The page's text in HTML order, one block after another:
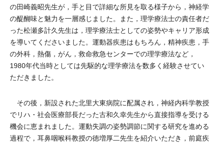
の田崎義昭先生が，手と目で詳細な所見を取る様子から，神経学
の醍醐味と魅力を一層感じました。また，理学療法士の責任者だ
った松瀬多計久先生は，理学療法士としての姿勢やキャリア形成
を導いてくださいました。運動器疾患はもちろん，精神疾患，手
の外科，熱傷，がん，救命救急センターでの理学療法など，
1980年代当時としては先駆的な理学療法を数多く経験させてい
ただきました。
その後，新設された北里大東病院に配属され，神経内科学教授
でリハ・社会医療部長だった古和久幸先生から直接指導を受ける
機会に恵まれました。運動失調の姿勢調節に関する研究を進める
過程で，耳鼻咽喉科教授の徳増厚二先生を紹介いただき，前庭疾